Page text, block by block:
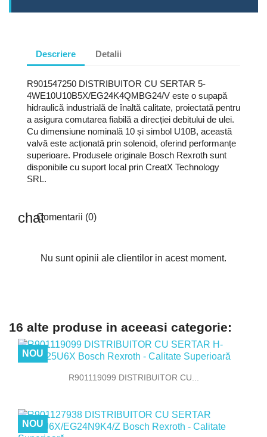
Descriere Detalii
R901547250 DISTRIBUITOR CU SERTAR 5-
4WE10U10B5X/EG24K4QMBG24/V este o supapă
hidraulică industrială de înaltă calitate, proiectată pentru
a asigura comutarea fiabilă a direcției debitului de ulei.
Cu dimensiune nominală 10 și simbol U10B, această
valvă este acționată prin solenoid, oferind performanțe
superioare. Produsele originale Bosch Rexroth sunt
disponibile cu suport local prin CreatX Technology
SRL.
Comentarii (0)
Nu sunt opinii ale clientilor in acest moment.
16 alte produse in aceeasi categorie:
R901119099 DISTRIBUITOR CU...
NOU
NOU